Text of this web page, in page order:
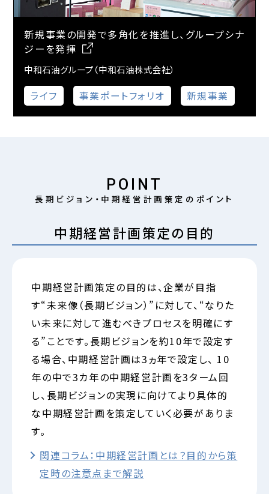
新規事業の開発で多角化を推進し、グループシナ
ジーを発揮
中和石油グループ（中和石油株式会社）
ライフ 事業ポートフォリオ 新規事業
POINT
長期ビジョン・中期経営計画策定のポイント
中期経営計画策定の目的
中期経営計画策定の目的は、企業が目指
す“未来像（長期ビジョン）”に対して、“なりた
い未来に対して進むべきプロセスを明確にす
る”ことです。長期ビジョンを約10年で設定す
る場合、中期経営計画は3ヵ年で設定し、 10
年の中で3カ年の中期経営計画を3ターム回
し、長期ビジョンの実現に向けてより具体的
な中期経営計画を策定していく必要がありま
す。
関連コラム：中期経営計画とは？目的から策
定時の注意点まで解説